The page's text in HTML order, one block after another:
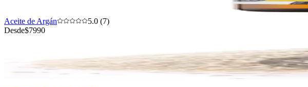
Aceite de Argán
5.0 (7)
Desde$7990